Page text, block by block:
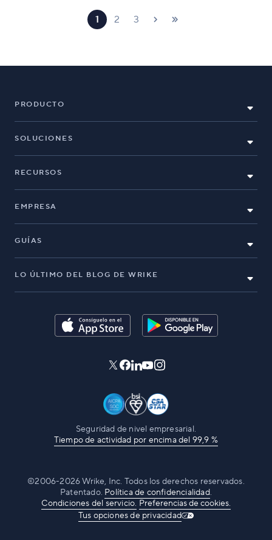
1 2 3
PRODUCTO
SOLUCIONES
RECURSOS
EMPRESA
GUÍAS
LO ÚLTIMO DEL BLOG DE WRIKE
Seguridad de nivel empresarial.
Tiempo de actividad por encima del 99,9 %
©2006-2026 Wrike, Inc. Todos los derechos reservados.
Patentado. Política de confidencialidad.
Condiciones del servicio. Preferencias de cookies.
Tus opciones de privacidad